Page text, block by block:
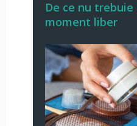
De ce nu
moment liber